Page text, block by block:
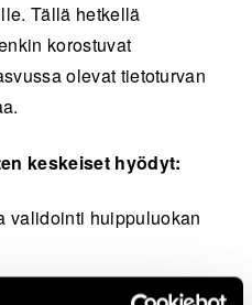
Tällä hetkellä
korostuvat
olevat tietoturvan
keskeiset hyödyt:
validointi huippuluokan